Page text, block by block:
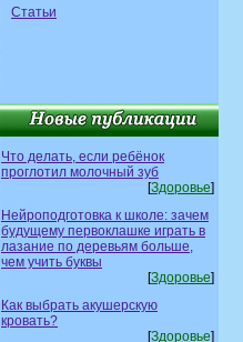
Статьи
Что делать, если ребёнок
проглотил молочный зуб
[Здоровье]
Нейроподготовка к школе: зачем
будущему первоклашке играть в
лазание по деревьям больше,
чем учить буквы
[Здоровье]
Как выбрать акушерскую
кровать?
[Здоровье]